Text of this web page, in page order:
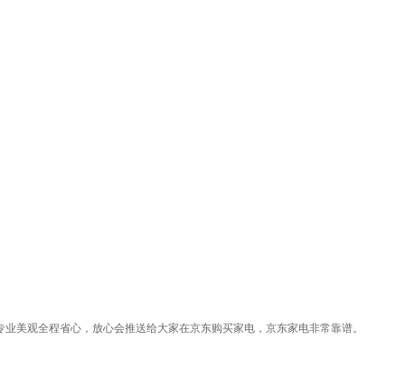
美观全程省心，放心会推送给大家在京东购买家电，京东家电非常靠谱。